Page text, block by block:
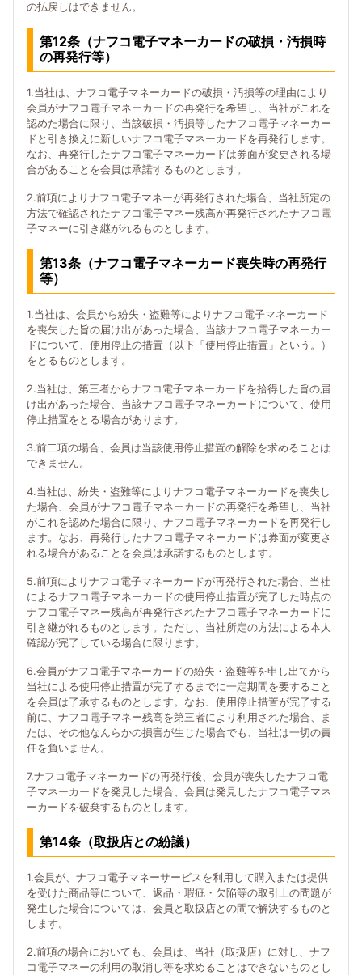
の払戻しはできません。
第12条（ナフコ電子マネーカードの破損・汚損時
の再発行等）
1.当社は、ナフコ電子マネーカードの破損・汚損等の理由により
会員がナフコ電子マネーカードの再発行を希望し、当社がこれを
認めた場合に限り、当該破損・汚損等したナフコ電子マネーカー
ドと引き換えに新しいナフコ電子マネーカードを再発行します。
なお、再発行したナフコ電子マネーカードは券面が変更される場
合があることを会員は承諾するものとします。
2.前項によりナフコ電子マネーが再発行された場合、当社所定の
方法で確認されたナフコ電子マネー残高が再発行されたナフコ電
子マネーに引き継がれるものとします。
第13条（ナフコ電子マネーカード喪失時の再発行
等）
1.当社は、会員から紛失・盗難等によりナフコ電子マネーカード
を喪失した旨の届け出があった場合、当該ナフコ電子マネーカー
ドについて、使用停止の措置（以下「使用停止措置」という。）
をとるものとします。
2.当社は、第三者からナフコ電子マネーカードを拾得した旨の届
け出があった場合、当該ナフコ電子マネーカードについて、使用
停止措置をとる場合があります。
3.前二項の場合、会員は当該使用停止措置の解除を求めることは
できません。
4.当社は、紛失・盗難等によりナフコ電子マネーカードを喪失し
た場合、会員がナフコ電子マネーカードの再発行を希望し、当社
がこれを認めた場合に限り、ナフコ電子マネーカードを再発行し
ます。なお、再発行したナフコ電子マネーカードは券面が変更さ
れる場合があることを会員は承諾するものとします。
5.前項によりナフコ電子マネーカードが再発行された場合、当社
によるナフコ電子マネーカードの使用停止措置が完了した時点の
ナフコ電子マネー残高が再発行されたナフコ電子マネーカードに
引き継がれるものとします。ただし、当社所定の方法による本人
確認が完了している場合に限ります。
6.会員がナフコ電子マネーカードの紛失・盗難等を申し出てから
当社による使用停止措置が完了するまでに一定期間を要すること
を会員は了承するものとします。なお、使用停止措置が完了する
前に、ナフコ電子マネー残高を第三者により利用された場合、ま
たは、その他なんらかの損害が生じた場合でも、当社は一切の責
任を負いません。
7.ナフコ電子マネーカードの再発行後、会員が喪失したナフコ電
子マネーカードを発見した場合、会員は発見したナフコ電子マネ
ーカードを破棄するものとします。
第14条（取扱店との紛議）
1.会員が、ナフコ電子マネーサービスを利用して購入または提供
を受けた商品等について、返品・瑕疵・欠陥等の取引上の問題が
発生した場合については、会員と取扱店との間で解決するものと
します。
2.前項の場合においても、会員は、当社（取扱店）に対し、ナフ
コ電子マネーの利用の取消し等を求めることはできないものとし